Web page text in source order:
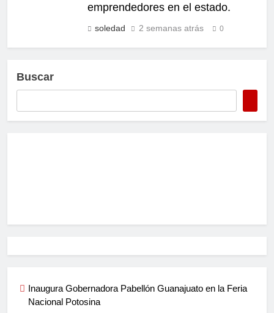
emprendedores en el estado.
soledad 2 semanas atrás 0
Buscar
Inaugura Gobernadora Pabellón Guanajuato en la Feria
Nacional Potosina